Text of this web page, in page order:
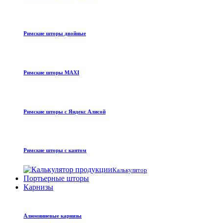
Римские шторы двойные
Римские шторы MAXI
Римские шторы с Яндекс Алисой
Римские шторы с кантом
Калькулятор
Портьерные шторы
Карнизы
Алюминиевые карнизы